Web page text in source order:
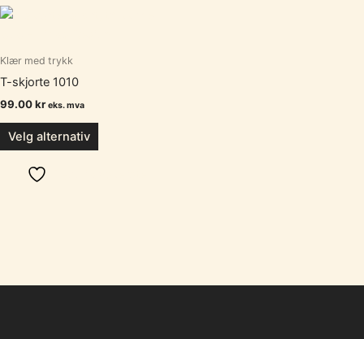
Klær med trykk
T-skjorte 1010
99.00kr eks. mva
Velg alternativ